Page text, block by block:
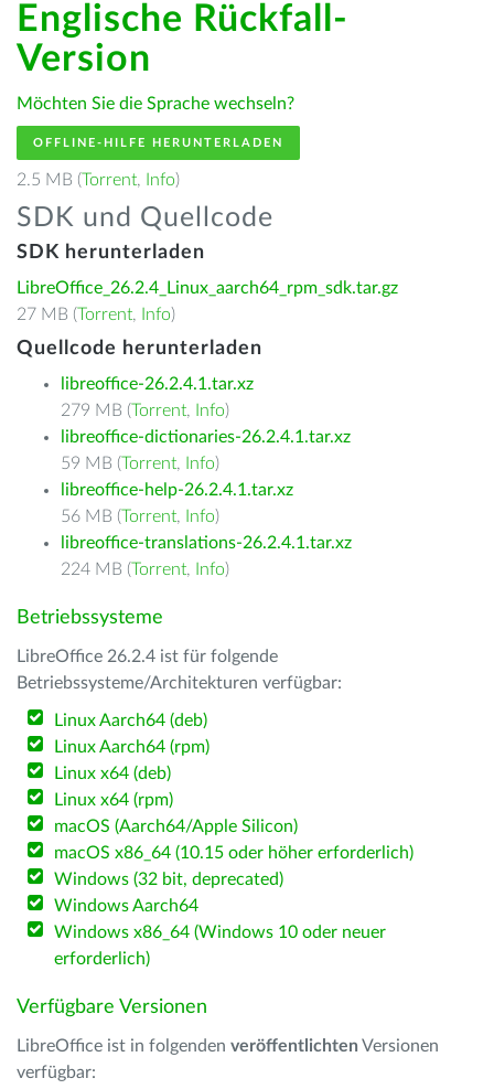
Englische Rückfall-
Version
Möchten Sie die Sprache wechseln?
OFFLINE-HILFE HERUNTERLADEN
2.5 MB (Torrent, Info)
SDK und Quellcode
SDK herunterladen
LibreOffice_26.2.4_Linux_aarch64_rpm_sdk.tar.gz
27 MB (Torrent, Info)
Quellcode herunterladen
libreoffice-26.2.4.1.tar.xz
279 MB (Torrent, Info)
libreoffice-dictionaries-26.2.4.1.tar.xz
59 MB (Torrent, Info)
libreoffice-help-26.2.4.1.tar.xz
56 MB (Torrent, Info)
libreoffice-translations-26.2.4.1.tar.xz
224 MB (Torrent, Info)
Betriebssysteme
LibreOffice 26.2.4 ist für folgende
Betriebssysteme/Architekturen verfügbar:
Linux Aarch64 (deb)
Linux Aarch64 (rpm)
Linux x64 (deb)
Linux x64 (rpm)
macOS (Aarch64/Apple Silicon)
macOS x86_64 (10.15 oder höher erforderlich)
Windows (32 bit, deprecated)
Windows Aarch64
Windows x86_64 (Windows 10 oder neuer
erforderlich)
Verfügbare Versionen
LibreOffice ist in folgenden veröffentlichten Versionen
verfügbar: